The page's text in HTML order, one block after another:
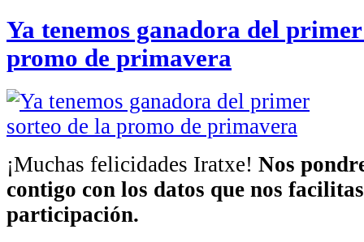
Ya tenemos ganadora del
promo de primavera
¡Muchas felicidades Iratxe! Nos
contigo con los datos que nos
participación.